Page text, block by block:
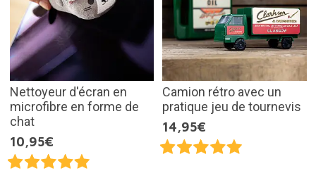
Nettoyeur d'écran en
microfibre en forme de
chat
10,95€
Camion rétro avec un
pratique jeu de tournevis
14,95€